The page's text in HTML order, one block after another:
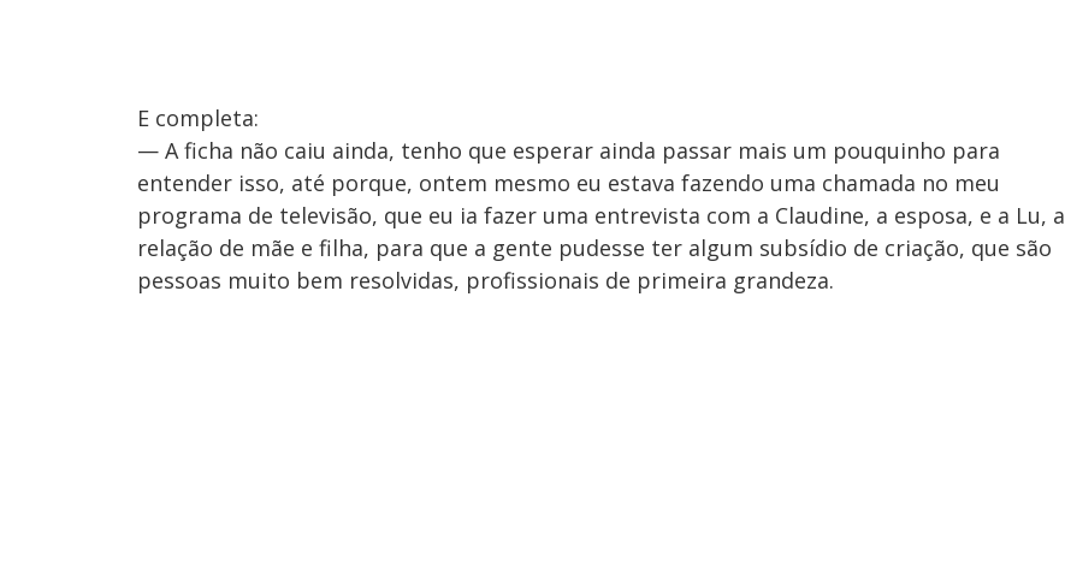
E completa:
— A ficha não caiu ainda, tenho que esperar ainda passar mais um pouquinho para
entender isso, até porque, ontem mesmo eu estava fazendo uma chamada no meu
programa de televisão, que eu ia fazer uma entrevista com a Claudine, a esposa, e a Lu, a
relação de mãe e filha, para que a gente pudesse ter algum subsídio de criação, que são
pessoas muito bem resolvidas, profissionais de primeira grandeza.